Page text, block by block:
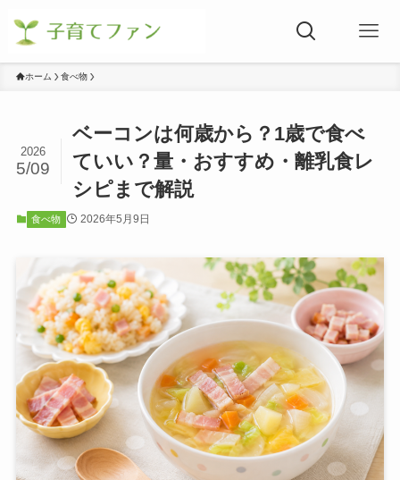
ホーム 食べ物
ベーコンは何歳から？1歳で食べ
ていい？量・おすすめ・離乳食レ
シピまで解説
2026
5/09
食べ物 2026年5月9日